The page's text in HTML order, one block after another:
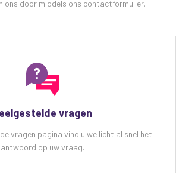
+ Rechts gebalanceerd XLR
ons door middels ons contactformulier.
vragen
vragen pagina vind u wellicht al snel het
antwoord op uw vraag.